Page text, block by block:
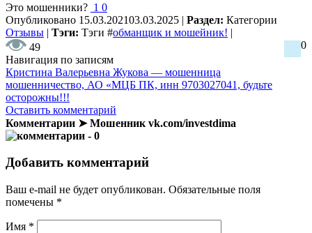
Это мошенники? 1 0
Опубликовано 15.03.202103.03.2025 | Раздел: Категории
Отзывы | Тэги: Тэги #обманщик и мошейник! |
49
0
Навигация по записям
Кристина Валерьевна Жукова — мошенница
мошенничество, АО «МЦБ ПК, инн 9703027041, будьте
осторожны!!!
Оставить комментарий
Комментарии ➤ Мошенник vk.com/investdima
- 0
Добавить комментарий
Ваш e-mail не будет опубликован. Обязательные поля
помечены *
Имя *